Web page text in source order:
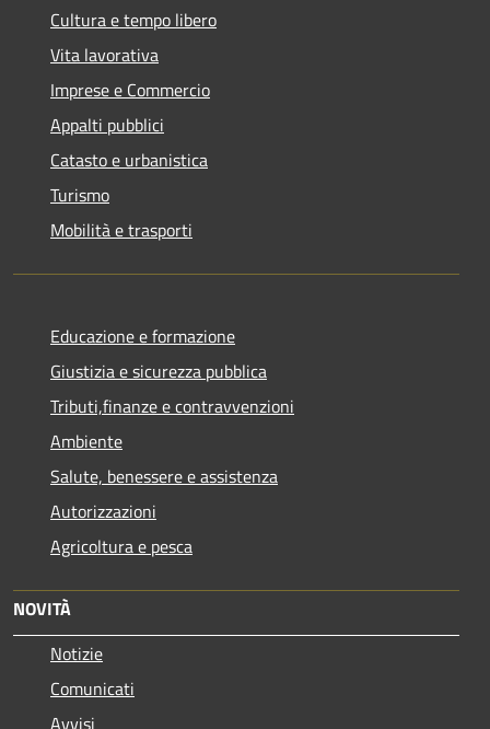
Cultura e tempo libero
Vita lavorativa
Imprese e Commercio
Appalti pubblici
Catasto e urbanistica
Turismo
Mobilità e trasporti
Educazione e formazione
Giustizia e sicurezza pubblica
Tributi,finanze e contravvenzioni
Ambiente
Salute, benessere e assistenza
Autorizzazioni
Agricoltura e pesca
NOVITÀ
Notizie
Comunicati